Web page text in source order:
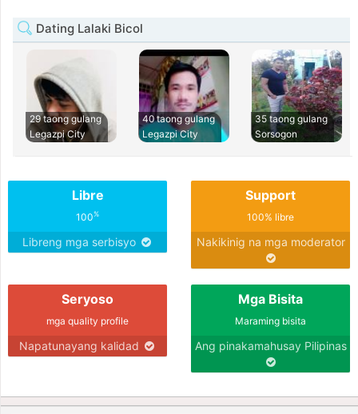
Dating Lalaki Bicol
29 taong gulang
Legazpi City
40 taong gulang
Legazpi City
35 taong gulang
Sorsogon
Libre
100%
Libreng mga serbisyo
Support
100% libre
Nakikinig na mga moderator
Seryoso
mga quality profile
Napatunayang kalidad
Mga Bisita
Maraming bisita
Ang pinakamahusay Pilipinas